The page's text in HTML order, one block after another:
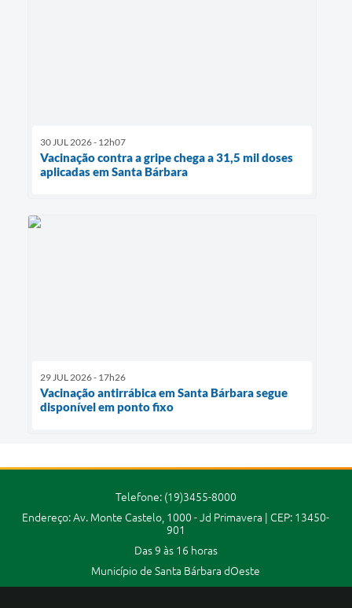
30 JUL 2026 - 12h07
Vacinação contra a gripe chega a 31,5 mil doses
aplicadas em Santa Bárbara
29 JUL 2026 - 17h26
Vacinação antirrábica em Santa Bárbara segue
disponível em ponto fixo
Telefone: (19)3455-8000
Endereço: Av. Monte Castelo, 1000 - Jd Primavera | CEP: 13450-
901
Das 9 às 16 horas
Município de Santa Bárbara dOeste